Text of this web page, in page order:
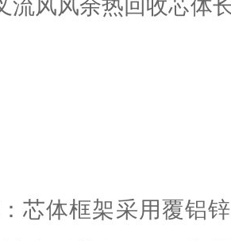
：芯体框架采用覆铝